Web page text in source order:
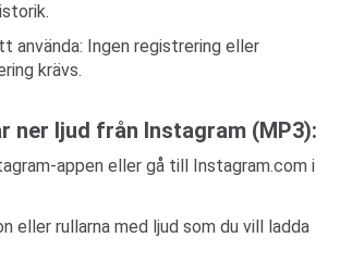
använda: Ingen registrering eller
krävs.
ner ljud från Instagram (MP3):
appen eller gå till Instagram.com i
eller rullarna med ljud som du vill ladda